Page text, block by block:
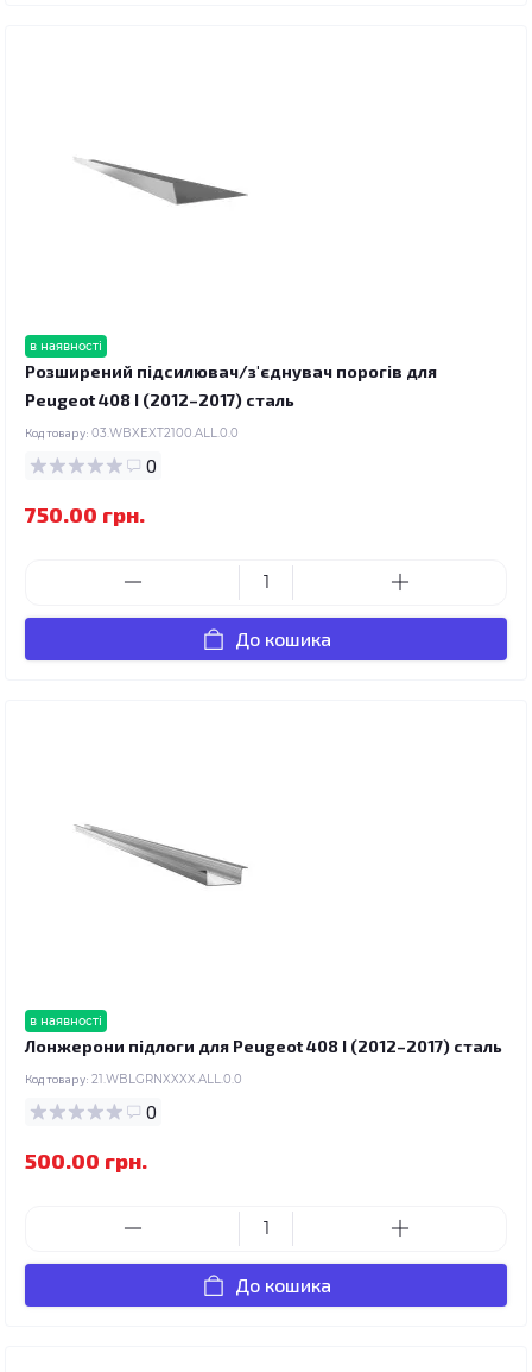
в наявності
Розширений підсилювач/з'єднувач порогів для
Peugeot 408 I (2012–2017) сталь
Код товару: 03.WBXEXT2100.ALL.0.0
0
750.00 грн.
До кошика
в наявності
Лонжерони підлоги для Peugeot 408 I (2012–2017) сталь
Код товару: 21.WBLGRNXXXX.ALL.0.0
0
500.00 грн.
До кошика